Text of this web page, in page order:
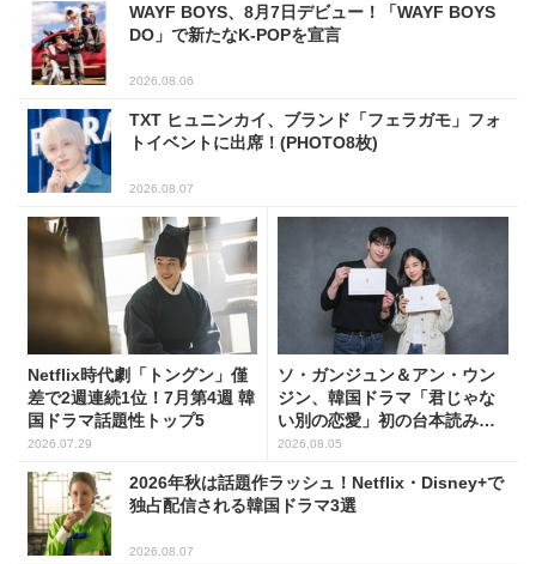
WAYF BOYS、8月7日デビュー！「WAYF BOYS
DO」で新たなK-POPを宣言
2026.08.06
TXT ヒュニンカイ、ブランド「フェラガモ」フォ
トイベントに出席！(PHOTO8枚)
2026.08.07
Netflix時代劇「トングン」僅
差で2週連続1位！7月第4週 韓
国ドラマ話題性トップ5
2026.07.29
ソ・ガンジュン＆アン・ウン
ジン、韓国ドラマ「君じゃな
い別の恋愛」初の台本読み合
わせで抜群のケミ
2026.08.05
2026年秋は話題作ラッシュ！Netflix・Disney+で
独占配信される韓国ドラマ3選
2026.08.07